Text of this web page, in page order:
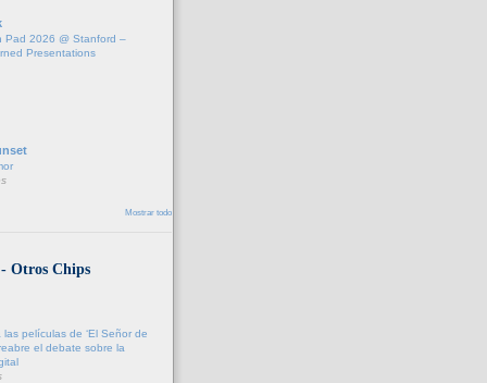
Pad 2026 @ Stanford –
Presentations
Mostrar todo
Otros Chips
películas de ‘El Señor de
el debate sobre la